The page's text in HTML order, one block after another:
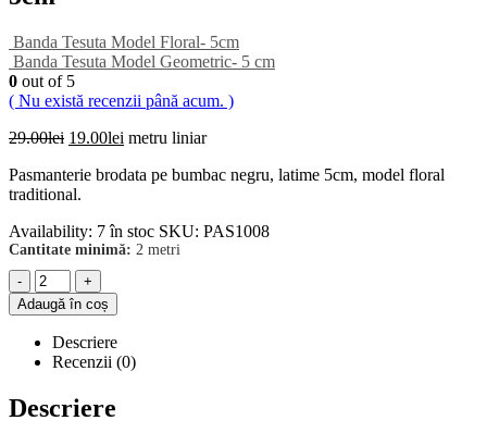
Banda Tesuta Model Floral- 5cm
Banda Tesuta Model Geometric- 5 cm
0 out of 5
( Nu există recenzii până acum. )
29.00lei Prețul
a
fost:
19.00lei Prețul
este:
metru liniar
Pasmanterie brodata pe bumbac negru, latime 5cm, model floral
traditional.
Availability: 7 în stoc SKU: PAS1008
Cantitate minimă: 2 metri
-
+
Adaugă în coș
Descriere
Recenzii (0)
Descriere